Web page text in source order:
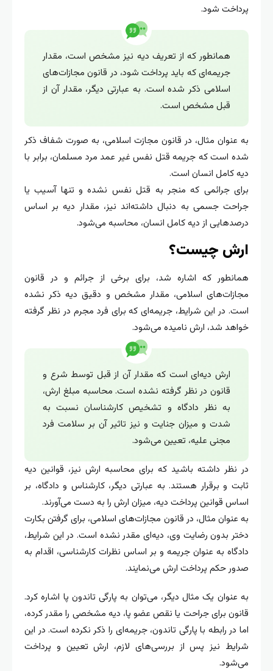
پرداخت شود.
همانطور که از تعریف دیه نیز مشخص است، مقدار
جریمه‌ای که باید پرداخت شود، در قانون مجازات‌های
اسلامی ذکر شده است. به عبارتی دیگر، مقدار آن از
قبل مشخص است.
به عنوان مثال، در قانون مجازت اسلامی، به صورت شفاف ذکر
شده است که جریمه قتل نفس غیر عمد مرد مسلمان، برابر با
دیه کامل انسان است.
برای جرائمی که منجر به قتل نفس نشده و تنها آسیب یا
جراحت جسمی به دنبال داشته‌اند نیز، مقدار دیه بر اساس
درصدهایی از دیه کامل انسان، محاسبه می‎‌شود.
ارش چیست؟
همانطور که اشاره شد، برای برخی از جرائم و در قانون
مجازات‌های اسلامی، مقدار مشخص و دقیق دیه ذکر نشده
است. در این شرایط، جریمه‌ای که برای فرد مجرم در نظر گرفته
خواهد شد، ارش نامیده می‌شود.
ارش دیه‌ای است که مقدار آن از قبل توسط شرع و
قانون در نظر گرفته نشده است. محاسبه مبلغ ارش،
به نظر دادگاه و تشخیص کارشناسان نسبت به
شدت و میزان جنایت و نیز تاثیر آن بر سلامت فرد
مجنی علیه، تعیین می‌شود.
در نظر داشته باشید که برای محاسبه ارش نیز، قوانین دیه
ثابت و برقرار هستند. به عبارتی دیگر، کارشناس و دادگاه، بر
اساس قوانین پرداخت دیه، میزان ارش را به دست می‌آورند.
به عنوان مثال، در قانون مجازات‌های اسلامی، برای گرفتن بکارت
دختر بدون رضایت وی، دیه‌ای مقدر نشده است. در این شرایط،
دادگاه به عنوان جریمه و بر اساس نظرات کارشناسی، اقدام به
صدور حکم پرداخت ارش می‌نمایند.
به عنوان یک مثال دیگر، می‌توان به پارگی تاندون پا اشاره کرد.
قانون برای جراحت یا نقص عضو پا، دیه مشخصی را مقدر کرده،
اما در رابطه با پارگی تاندون، جریمه‌ای را ذکر نکرده است. در این
شرایط نیز پس از بررسی‌های لازم، ارش تعیین و پرداخت
می‌شود.